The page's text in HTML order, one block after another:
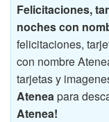
Felicitaciones,
noches con
felicitaciones,
con nombre
tarjetas y
Atenea para
Atenea!